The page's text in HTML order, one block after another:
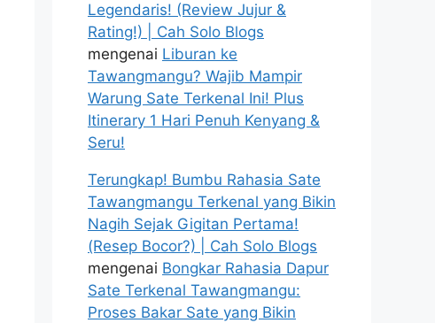
Legendaris! (Review Jujur &
Rating!) | Cah Solo Blogs
mengenai Liburan ke
Tawangmangu? Wajib Mampir
Warung Sate Terkenal Ini! Plus
Itinerary 1 Hari Penuh Kenyang &
Seru!
Terungkap! Bumbu Rahasia Sate
Tawangmangu Terkenal yang Bikin
Nagih Sejak Gigitan Pertama!
(Resep Bocor?) | Cah Solo Blogs
mengenai Bongkar Rahasia Dapur
Sate Terkenal Tawangmangu:
Proses Bakar Sate yang Bikin